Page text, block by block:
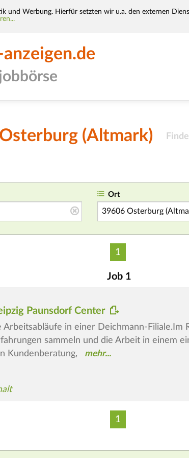
und Werbung. Hierfür setzten wir u.a. den externen
(Altmark)
Ort
1
Job 1
Paunsdorf Center
Arbeitsabläufe in einer Deichmann-
sammeln und die Arbeit in einem
Kundenberatung,
1